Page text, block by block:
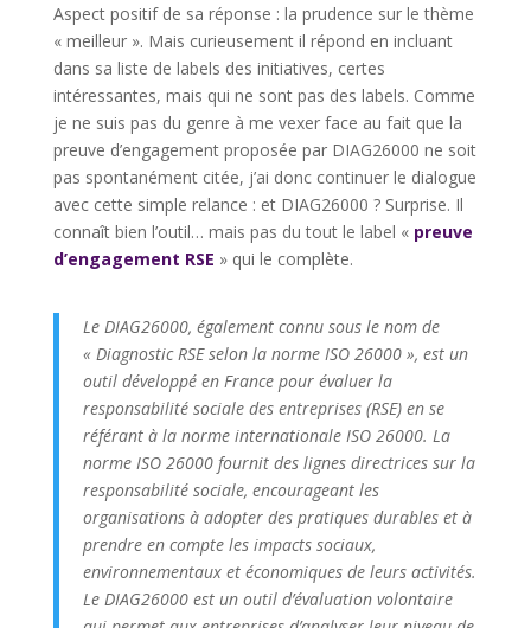
Aspect positif de sa réponse : la prudence sur le thème
« meilleur ». Mais curieusement il répond en incluant
dans sa liste de labels des initiatives, certes
intéressantes, mais qui ne sont pas des labels. Comme
je ne suis pas du genre à me vexer face au fait que la
preuve d’engagement proposée par DIAG26000 ne soit
pas spontanément citée, j’ai donc continuer le dialogue
avec cette simple relance : et DIAG26000 ? Surprise. Il
connaît bien l’outil… mais pas du tout le label « preuve
d’engagement RSE » qui le complète.
Le DIAG26000, également connu sous le nom de
« Diagnostic RSE selon la norme ISO 26000 », est un
outil développé en France pour évaluer la
responsabilité sociale des entreprises (RSE) en se
référant à la norme internationale ISO 26000. La
norme ISO 26000 fournit des lignes directrices sur la
responsabilité sociale, encourageant les
organisations à adopter des pratiques durables et à
prendre en compte les impacts sociaux,
environnementaux et économiques de leurs activités.
Le DIAG26000 est un outil d’évaluation volontaire